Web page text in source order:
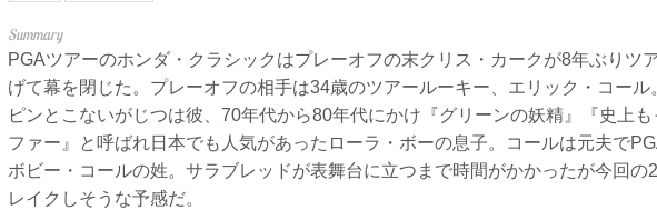
PGAツアーのホンダ・クラシックはプレーオフの末クリス・カークが8年ぶりツ
げて幕を閉じた。プレーオフの相手は34歳のツアールーキー、エリック・コール
ピンとこないがじつは彼、70年代から80年代にかけ『グリーンの妖精』『史上
ファー』と呼ばれ日本でも人気があったローラ・ボーの息子。コールは元夫で
ボビー・コールの姓。サラブレッドが表舞台に立つまで時間がかかったが今回の
レイクしそうな予感だ。